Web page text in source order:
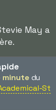
May a
minute du
St